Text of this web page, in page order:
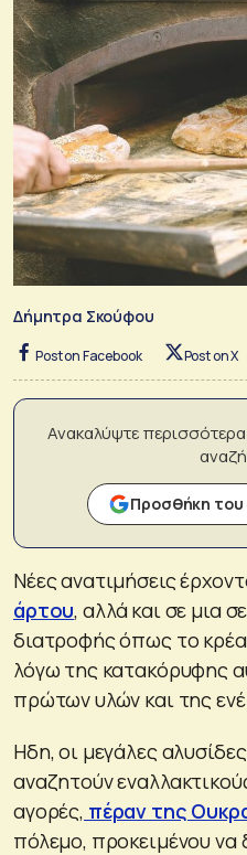
Δήμητρα Σκούφου
Post on Facebook Post on X
Ανακαλύψτε
Προσθήκη
Νέες ανατιμήσεις
άρτου, αλλά και σε μια
διατροφής όπως το
λόγω της κατακόρυφης
πρώτων υλών και της
Ηδη, οι μεγάλες
αναζητούν
αγορές, πέραν της
πόλεμο, προκειμένου να